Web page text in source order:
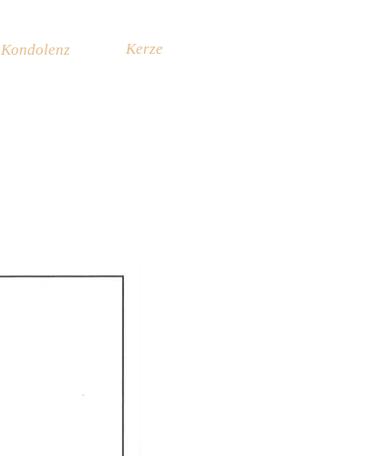
Kondolenz Kerze